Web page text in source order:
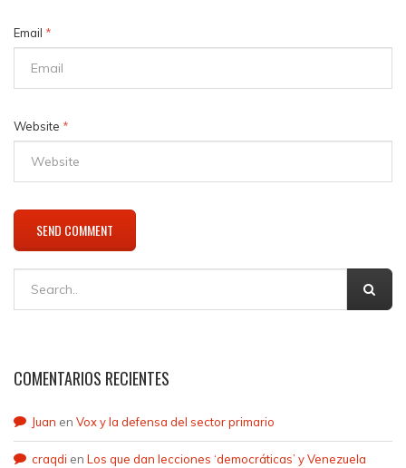
Email *
Website *
COMENTARIOS RECIENTES
Juan en Vox y la defensa del sector primario
craqdi en Los que dan lecciones ‘democráticas’ y Venezuela